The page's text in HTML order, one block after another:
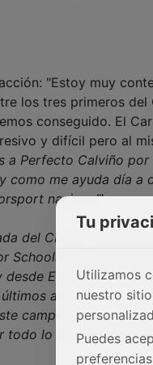
"Estoy muy
los tres primeros
conseguido. El
y difícil pero al
a Perfecto Calviño
como me ayuda día
nacional".
del CEAX
Schoolarship 2020
desde Elite
años, por lo
campeonato y el
todo lo que nos
Tu
Utilizamos
nuestro
Puedes